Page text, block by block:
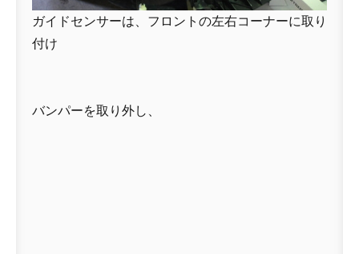
ガイドセンサーは、フロントの左右コーナーに取り
付け
バンパーを取り外し、